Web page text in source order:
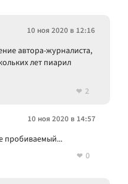
10 ноя 2020 в 12:16
автора-журналиста,
лет пиарил
2
10 ноя 2020 в 14:57
пробиваемый...
0